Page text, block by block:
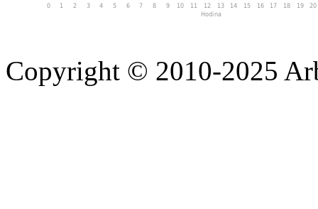
Copyright © 2010-2025